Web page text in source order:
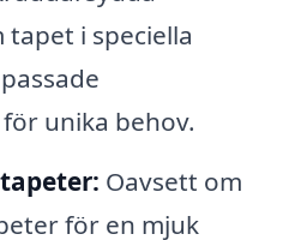
tapet i speciella
unika behov.
Oavsett om
för en mjuk